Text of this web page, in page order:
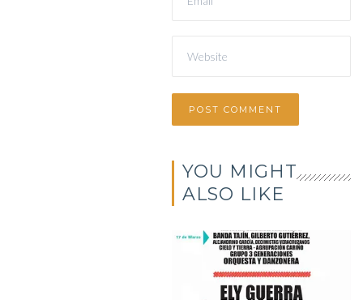
YOU MIGHT
ALSO LIKE